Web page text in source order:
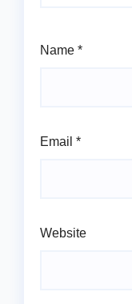
Name *
Email *
Website